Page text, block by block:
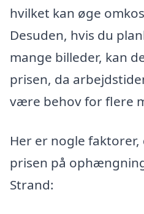
hvilket kan øge
Desuden, hvis du
mange billeder, kan
prisen, da
være behov for flere
Her er nogle
prisen på
Strand: